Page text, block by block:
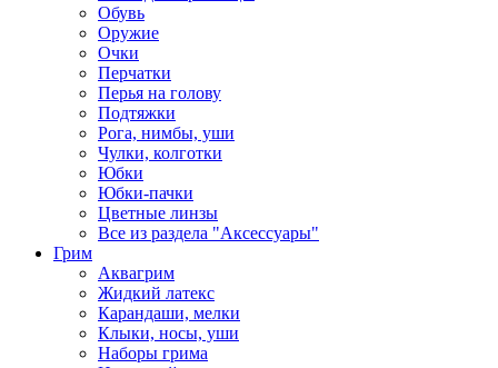
Обувь
Оружие
Очки
Перчатки
Перья на голову
Подтяжки
Рога, нимбы, уши
Чулки, колготки
Юбки
Юбки-пачки
Цветные линзы
Все из раздела "Аксессуары"
Грим
Аквагрим
Жидкий латекс
Карандаши, мелки
Клыки, носы, уши
Наборы грима